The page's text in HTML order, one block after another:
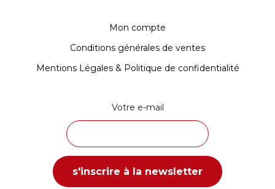
Mon compte
Conditions générales de ventes
Mentions Légales & Politique de confidentialité
Votre e-mail